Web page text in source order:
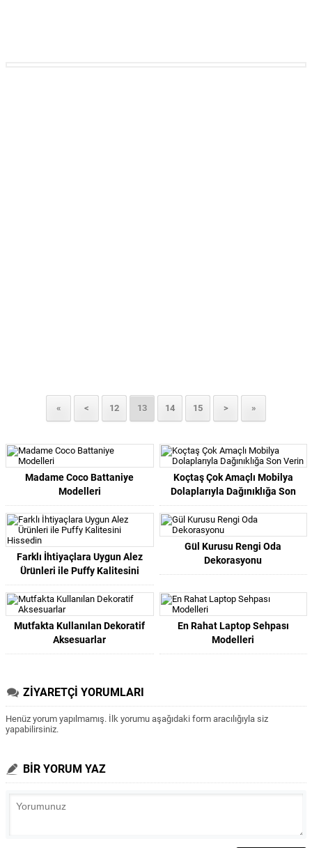
« < 12 13 14 15 > »
Madame Coco Battaniye
Modelleri
Koçtaş Çok Amaçlı Mobilya
Dolaplarıyla Dağınıklığa Son
Verin
Farklı İhtiyaçlara Uygun Alez
Ürünleri ile Puffy Kalitesini
Hissedin
Gül Kurusu Rengi Oda
Dekorasyonu
Mutfakta Kullanılan Dekoratif
Aksesuarlar
En Rahat Laptop Sehpası
Modelleri
ZİYARETÇİ YORUMLARI
Henüz yorum yapılmamış. İlk yorumu aşağıdaki form aracılığıyla siz
yapabilirsiniz.
BİR YORUM YAZ